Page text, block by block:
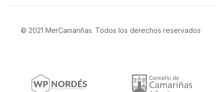
© 2021 MerCamariñas. Todos los derechos reservados